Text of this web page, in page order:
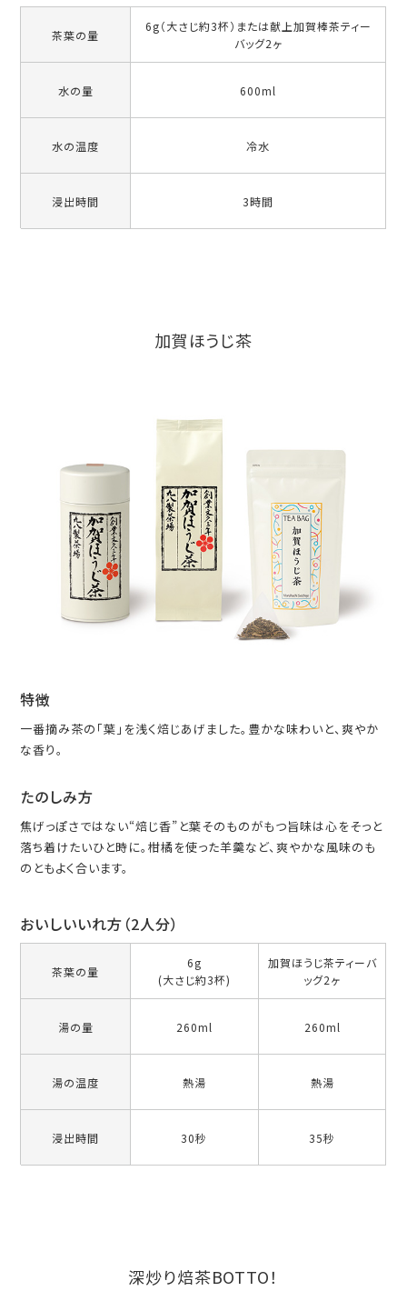
茶葉の量
水の量
水の温度
浸出時間
6g（大さじ約3杯）または献上加賀棒茶ティー
バッグ2ヶ
600ml
冷水
3時間
加賀ほうじ茶
特徴
一番摘み茶の「葉」を浅く焙じあげました。豊かな味わいと、爽やか
な香り。
たのしみ方
焦げっぽさではない“焙じ香”と葉そのものがもつ旨味は心をそっと
落ち着けたいひと時に。柑橘を使った羊羹など、爽やかな風味のも
のともよく合います。
おいしいいれ方（2人分）
茶葉の量
湯の量
湯の温度
浸出時間
6g
(大さじ約3杯)
260ml
熱湯
30秒
加賀ほうじ茶ティーバ
ッグ2ヶ
260ml
熱湯
35秒
深炒り焙茶BOTTO！